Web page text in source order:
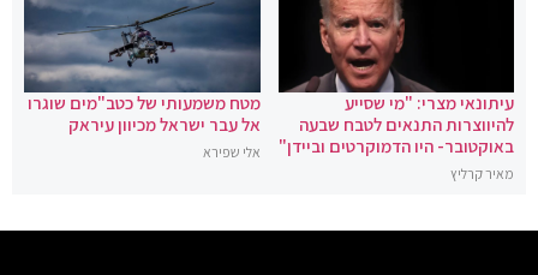
עיתונאי מצרי: "מי שסייע
להיווצרות התנאים לטבח שבעה
באוקטובר- היו הדמוקרטים וביידן"
מאיר קרליץ
מטח משמעותי של כטב"מים שוגרו
אל עבר ישראל מכיוון עיראק
אלי שפירא